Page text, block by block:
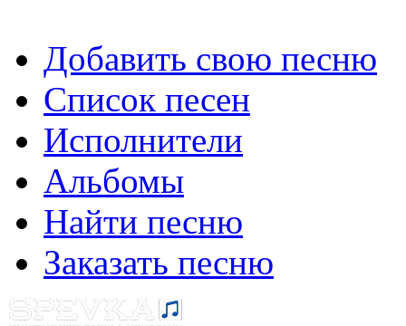
Добавить свою песню
Список песен
Исполнители
Альбомы
Найти песню
Заказать песню